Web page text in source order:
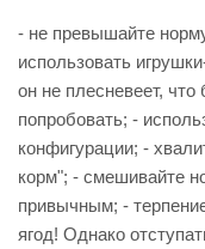
- не превышайте
использовать
он не плесневеет,
попробовать; -
конфигурации; -
корм"; - смешивайте
привычным; -
ягод! Однако